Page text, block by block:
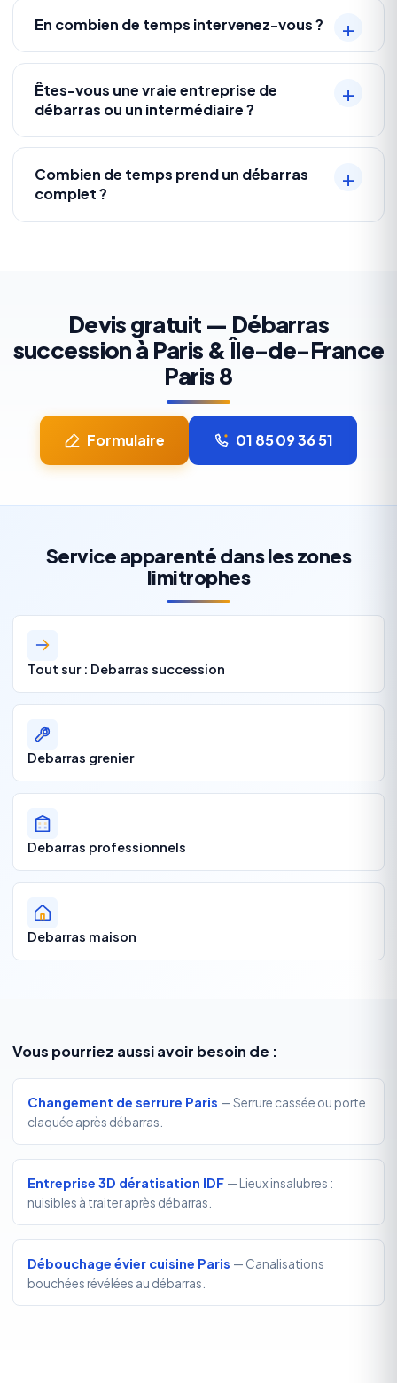
En combien de temps intervenez-vous ?
Êtes-vous une vraie entreprise de
débarras ou un intermédiaire ?
Combien de temps prend un débarras
complet ?
Devis gratuit — Débarras
succession à Paris & Île-de-France
Paris 8
Formulaire 01 85 09 36 51
Service apparenté dans les zones
limitrophes
Tout sur : Debarras succession
Debarras grenier
Debarras professionnels
Debarras maison
Vous pourriez aussi avoir besoin de :
Changement de serrure Paris — Serrure cassée ou porte
claquée après débarras.
Entreprise 3D dératisation IDF — Lieux insalubres :
nuisibles à traiter après débarras.
Débouchage évier cuisine Paris — Canalisations
bouchées révélées au débarras.